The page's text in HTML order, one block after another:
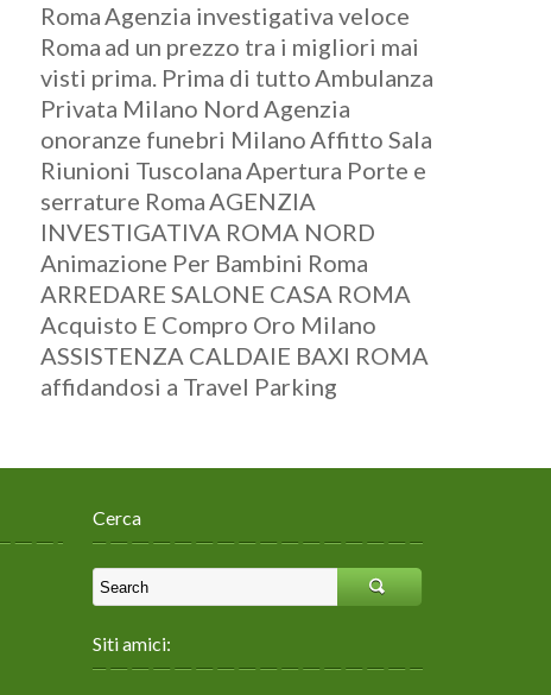
RomaAgenzia investigativa veloce
Roma ad un prezzo tra i migliori mai
visti prima. Prima di tuttoAmbulanza
Privata Milano Nord Agenzia
onoranze funebri MilanoAffitto Sala
Riunioni TuscolanaApertura Porte e
serrature RomaAGENZIA
INVESTIGATIVA ROMA NORD
Animazione Per Bambini Roma
ARREDARE SALONE CASA ROMA
Acquisto E Compro Oro Milano
ASSISTENZA CALDAIE BAXI ROMA
affidandosi a Travel Parking
Cerca
Siti amici: